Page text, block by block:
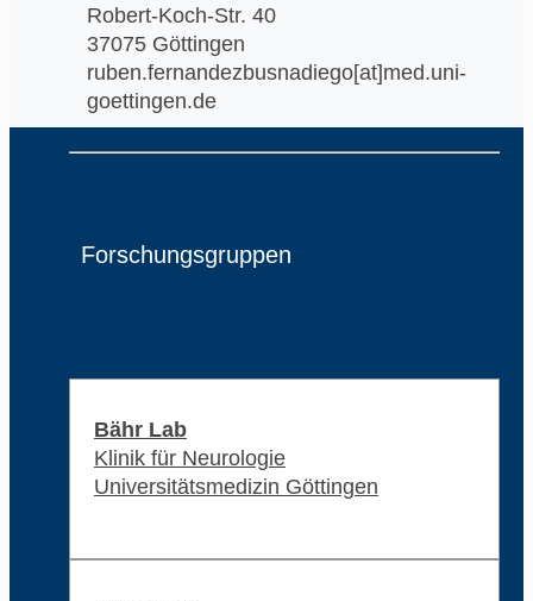
Robert-Koch-Str. 40
37075 Göttingen
ruben.fernandezbusnadiego[at]med.uni-
goettingen.de
Forschungsgruppen
Bähr Lab
Klinik für Neurologie
Universitätsmedizin Göttingen